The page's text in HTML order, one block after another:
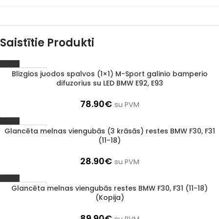
Saistītie Produkti
1–3 d. d.
Blizgios juodos spalvos (1×1) M-Sport galinio bamperio
difuzorius su LED BMW E92, E93
78.90€ su PVM
1–3 d. d.
Glancēta melnas viengubās (3 krāsās) restes BMW F30, F31
(11-18)
28.90€ su PVM
1–3 d. d.
Glancēta melnas viengubās restes BMW F30, F31 (11-18)
(Kopija)